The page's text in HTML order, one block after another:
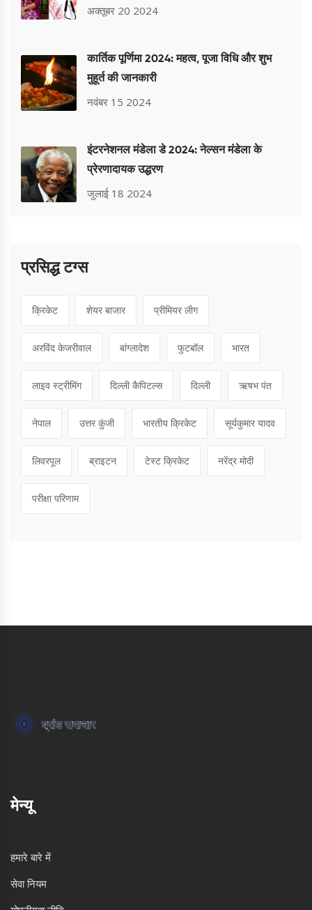
अक्तूबर 20 2024
कार्तिक पूर्णिमा 2024: महत्व, पूजा विधि और शुभ
मुहूर्त की जानकारी
नवंबर 15 2024
इंटरनेशनल मंडेला डे 2024: नेल्सन मंडेला के
प्रेरणादायक उद्धरण
जुलाई 18 2024
प्रसिद्ध टग्स
क्रिकेट शेयर बाजार प्रीमियर लीग
अरविंद केजरीवाल बांग्लादेश फुटबॉल भारत
लाइव स्ट्रीमिंग दिल्ली कैपिटल्स दिल्ली ऋषभ पंत
नेपाल उत्तर कुंजी भारतीय क्रिकेट सूर्यकुमार यादव
लिवरपूल ब्राइटन टेस्ट क्रिकेट नरेंद्र मोदी
परीक्षा परिणाम
मेन्यू
हमारे बारे में
सेवा नियम